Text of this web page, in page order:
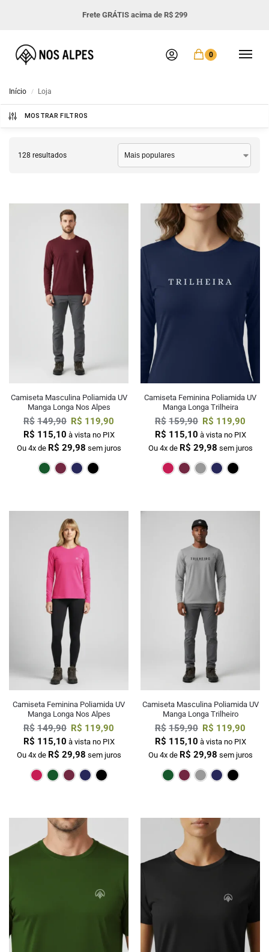
Frete GRÁTIS acima de R$ 299
0
Início / Loja
MOSTRAR FILTROS
128 resultados
Camiseta Masculina Poliamida UV
Manga Longa Nos Alpes
R$ 149,90 R$ 119,90
R$ 115,10 à vista no PIX
Ou 4x de R$ 29,98 sem juros
Verde Escuro Preto
Camiseta Feminina Poliamida UV
Manga Longa Trilheira
R$ 159,90 R$ 119,90
R$ 115,10 à vista no PIX
Ou 4x de R$ 29,98 sem juros
PinkBordô
Camiseta Feminina Poliamida UV
Manga Longa Nos Alpes
R$ 149,90 R$ 119,90
R$ 115,10 à vista no PIX
Ou 4x de R$ 29,98 sem juros
PinkVerde EscuroMarinhoPreto
Camiseta Masculina Poliamida UV
Manga Longa Trilheiro
R$ 159,90 R$ 119,90
R$ 115,10 à vista no PIX
Ou 4x de R$ 29,98 sem juros
Verde Escuro
Bordô